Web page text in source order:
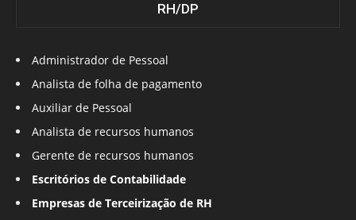
RH/DP
Administrador de Pessoal
Analista de folha de pagamento
Auxiliar de Pessoal
Analista de recursos humanos
Gerente de recursos humanos
Escritórios de Contabilidade
Empresas de Terceirização de RH